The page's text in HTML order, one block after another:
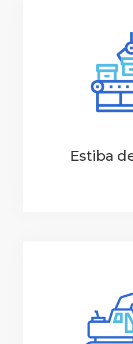
Estiba